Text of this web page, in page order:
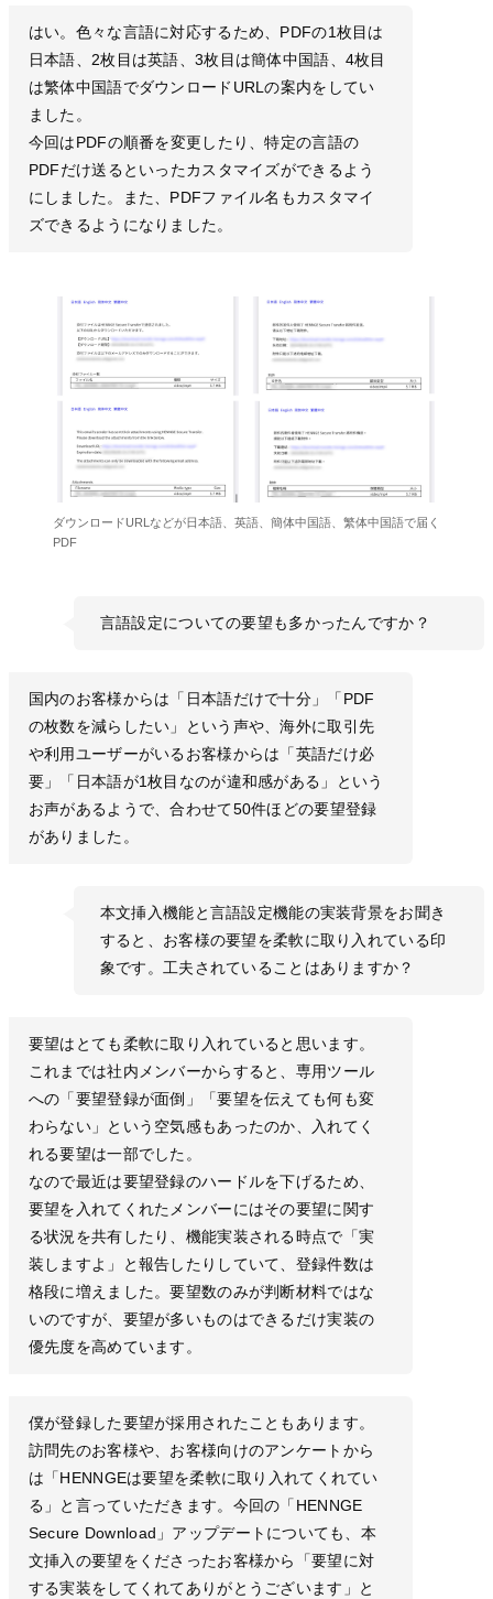
はい。色々な言語に対応するため、PDFの1枚目は
日本語、2枚目は英語、3枚目は簡体中国語、4枚目
は繁体中国語でダウンロードURLの案内をしてい
ました。
今回はPDFの順番を変更したり、特定の言語の
PDFだけ送るといったカスタマイズができるよう
にしました。また、PDFファイル名もカスタマイ
ズできるようになりました。
ダウンロードURLなどが日本語、英語、簡体中国語、繁体中国語で届く
PDF
言語設定についての要望も多かったんですか？
国内のお客様からは「日本語だけで十分」「PDF
の枚数を減らしたい」という声や、海外に取引先
や利用ユーザーがいるお客様からは「英語だけ必
要」「日本語が1枚目なのが違和感がある」という
お声があるようで、合わせて50件ほどの要望登録
がありました。
本文挿入機能と言語設定機能の実装背景をお聞き
すると、お客様の要望を柔軟に取り入れている印
象です。工夫されていることはありますか？
要望はとても柔軟に取り入れていると思います。
これまでは社内メンバーからすると、専用ツール
への「要望登録が面倒」「要望を伝えても何も変
わらない」という空気感もあったのか、入れてく
れる要望は一部でした。
なので最近は要望登録のハードルを下げるため、
要望を入れてくれたメンバーにはその要望に関す
る状況を共有したり、機能実装される時点で「実
装しますよ」と報告したりしていて、登録件数は
格段に増えました。要望数のみが判断材料ではな
いのですが、要望が多いものはできるだけ実装の
優先度を高めています。
僕が登録した要望が採用されたこともあります。
訪問先のお客様や、お客様向けのアンケートから
は「HENNGEは要望を柔軟に取り入れてくれてい
る」と言っていただきます。今回の「HENNGE
Secure Download」アップデートについても、本
文挿入の要望をくださったお客様から「要望に対
する実装をしてくれてありがとうございます」と